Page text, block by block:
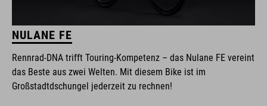
NULANE FE
Rennrad-DNA trifft Touring-Kompetenz – das Nulane FE vereint
das Beste aus zwei Welten. Mit diesem Bike ist im
Großstadtdschungel jederzeit zu rechnen!